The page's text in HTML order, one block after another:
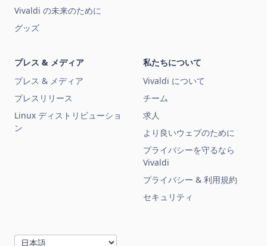
Vivaldi の未来のために
グッズ
プレス & メディア
プレス & メディア
プレスリリース
Linux ディストリビューショ
ン
私たちについて
Vivaldi について
チーム
求人
より良いウェブのために
プライバシーを守るなら
Vivaldi
プライバシー & 利用規約
セキュリティ